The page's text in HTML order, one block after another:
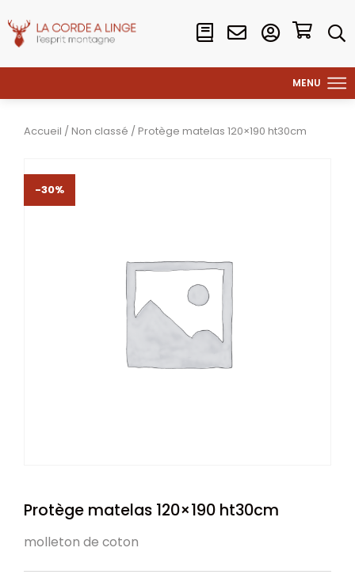
Accueil / Non classé / Protège matelas 120×190 ht30cm
-30%
Protège matelas 120×190 ht30cm
molleton de coton